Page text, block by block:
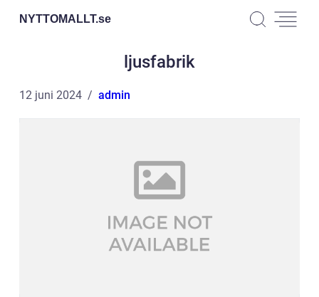
NYTTOMALLT.se
ljusfabrik
12 juni 2024 admin